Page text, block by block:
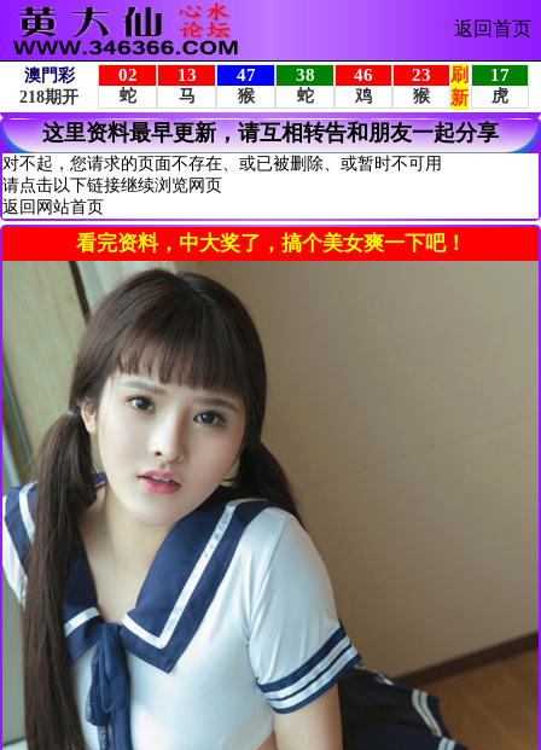
返回首页
这里资料最早更新，请互相转告和朋友一起分享
对不起，您请求的页面不存在、或已被删除、或暂时不可用
请点击以下链接继续浏览网页
返回网站首页
看完资料，中大奖了，搞个美女爽一下吧！